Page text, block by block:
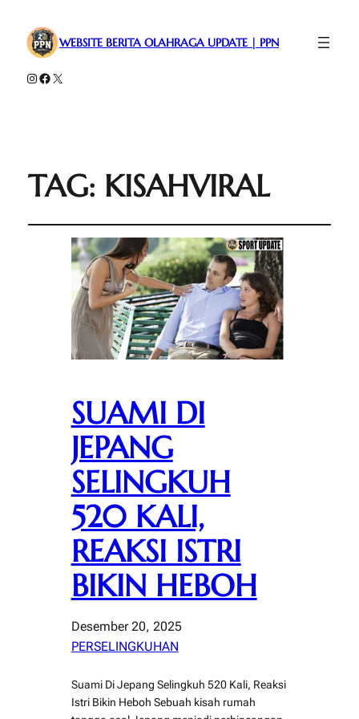
WEBSITE BERITA OLAHRAGA UPDATE | PPN
Instagram
Facebook
X
TAG: KISAHVIRAL
SUAMI DI
JEPANG
SELINGKUH
520 KALI,
REAKSI ISTRI
BIKIN HEBOH
Desember 20, 2025
PERSELINGKUHAN
Suami Di Jepang Selingkuh 520 Kali, Reaksi
Istri Bikin Heboh Sebuah kisah rumah